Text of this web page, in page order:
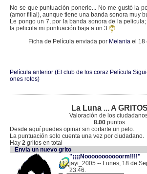
No se que puntuación ponerle... No me gustó la
(amor filial), aunque tiene una banda sonora muy
Le pongo un 7, por la banda sonora de la
la pelicula mi puntuación baja a un 3.
Ficha de Película enviada por Melania el 18
Película anterior (El club de los coraz
ones rotos)
Película
La Luna ... A GRITOS
Valoración de los
8.00 puntos
Desde aquí puedes opinar sin cortarte un pelo.
La puntuación solo cuenta una vez por ciudadano.
Hay 2 gritos en total
Envia un nuevo grito
"¡¡¡¡Nooooooooooorm!!!!"
jayi_2005 -- Lunes, 18 de
23:46.